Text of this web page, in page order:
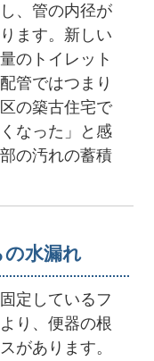
、管の内径が
ます。新しい
のトイレット
管ではつまり
の築古住宅で
なった」と感
の汚れの蓄積
の水漏れ
定しているフ
り、便器の根
があります。